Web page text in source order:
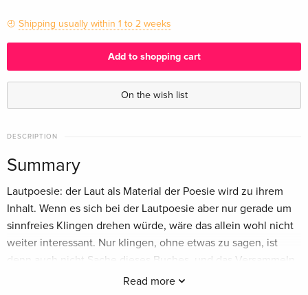
Shipping usually within 1 to 2 weeks
Add to shopping cart
On the wish list
DESCRIPTION
Read more
Summary
Lautpoesie: der Laut als Material der Poesie wird zu ihrem
Inhalt. Wenn es sich bei der Lautpoesie aber nur gerade um
sinnfreies Klingen drehen würde, wäre das allein wohl nicht
weiter interessant. Nur klingen, ohne etwas zu sagen, ist
denn auch nicht Sache dieses Buches, und das Versammeln
der schönsten und interessantesten Lautgedichte von